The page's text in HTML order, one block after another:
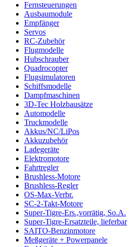
Fernsteuerungen
Ausbaumodule
Empfänger
Servos
RC-Zubehör
Flugmodelle
Hubschrauber
Quadrocopter
Flugsimulatoren
Schiffsmodelle
Dampfmaschinen
3D-Tec Holzbausätze
Automodelle
Truckmodelle
Akkus/NC/LiPos
Akkuzubehör
Ladegeräte
Elektromotore
Fahrtregler
Brushless-Motore
Brushless-Regler
OS-Max-Verbr.
SC-2-Takt-Motore
Super-Tigre-Ers.,vorrätig, So.A.
Super-Tigre-Ersatzteile, lieferbar
SAITO-Benzinmotore
Meßgeräte + Powerpanele